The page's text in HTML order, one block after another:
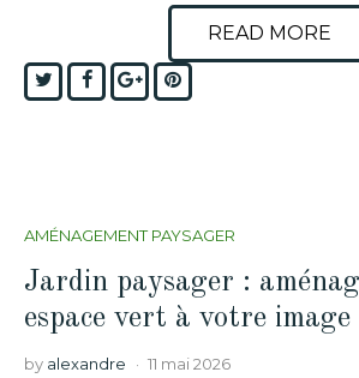
READ MORE
TwitterFacebook
Google+Pinterest
AMÉNAGEMENT PAYSAGER
Jardin paysager :
espace vert à votre image
by alexandre 11 mai 2026